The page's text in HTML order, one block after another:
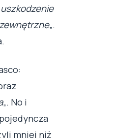
uszkodzenie
„.
„. No i
mniej niż